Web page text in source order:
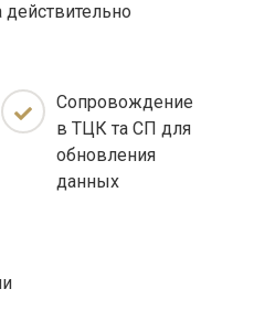
Сопровождение
в ТЦК та СП для
обновления
данных